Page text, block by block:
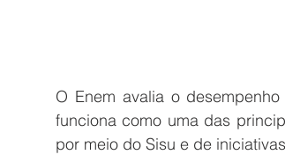
O Enem avalia o
funciona como uma das
por meio do Sisu e de